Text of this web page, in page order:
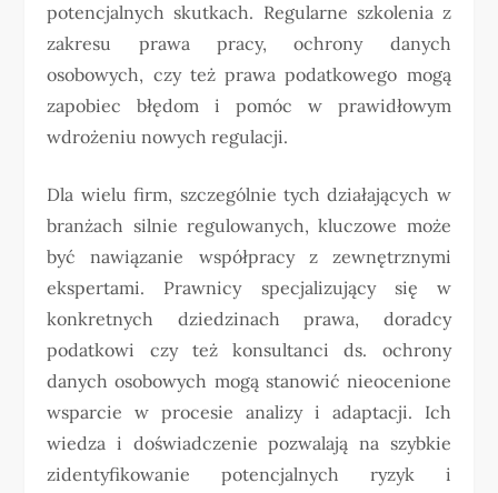
potencjalnych skutkach. Regularne szkolenia z
zakresu prawa pracy, ochrony danych
osobowych, czy też prawa podatkowego mogą
zapobiec błędom i pomóc w prawidłowym
wdrożeniu nowych regulacji.
Dla wielu firm, szczególnie tych działających w
branżach silnie regulowanych, kluczowe może
być nawiązanie współpracy z zewnętrznymi
ekspertami. Prawnicy specjalizujący się w
konkretnych dziedzinach prawa, doradcy
podatkowi czy też konsultanci ds. ochrony
danych osobowych mogą stanowić nieocenione
wsparcie w procesie analizy i adaptacji. Ich
wiedza i doświadczenie pozwalają na szybkie
zidentyfikowanie potencjalnych ryzyk i